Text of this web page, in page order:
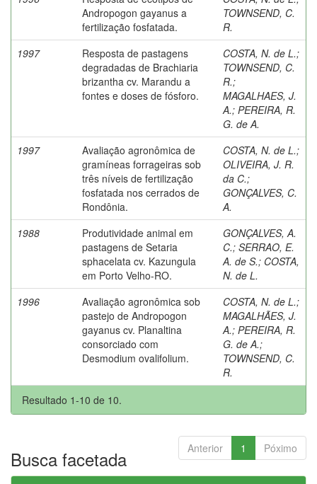
Andropogon gayanus a
fertilização fosfatada.
TOWNSEND, C.
R.
1997
Resposta de pastagens
degradadas de Brachiaria
brizantha cv. Marandu a
fontes e doses de fósforo.
COSTA, N. de L.;
TOWNSEND, C.
R.;
MAGALHAES, J.
A.; PEREIRA, R.
G. de A.
1997
Avaliação agronômica de
gramíneas forrageiras sob
três níveis de fertilização
fosfatada nos cerrados de
Rondônia.
COSTA, N. de L.;
OLIVEIRA, J. R.
da C.;
GONÇALVES, C.
A.
1988
Produtividade animal em
pastagens de Setaria
sphacelata cv. Kazungula
em Porto Velho-RO.
GONÇALVES, A.
C.; SERRAO, E.
A. de S.; COSTA,
N. de L.
1996
Avaliação agronômica sob
pastejo de Andropogon
gayanus cv. Planaltina
consorciado com
Desmodium ovalifolium.
COSTA, N. de L.;
MAGALHÃES, J.
A.; PEREIRA, R.
G. de A.;
TOWNSEND, C.
R.
Resultado 1-10 de 10.
Anterior 1 Póximo
Busca facetada